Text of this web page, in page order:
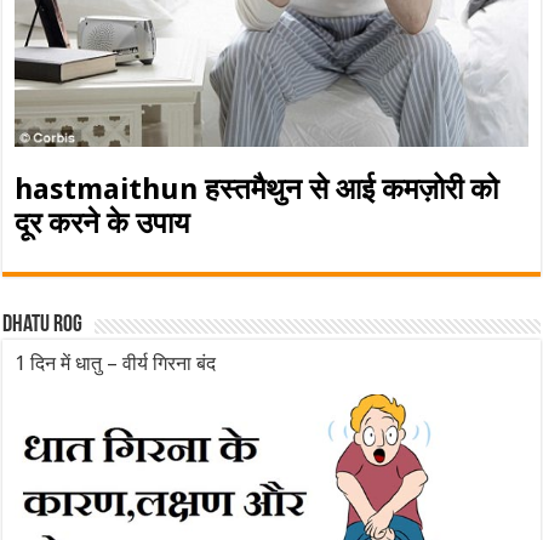
hastmaithun हस्तमैथुन से आई कमज़ोरी को
दूर करने के उपाय
Dhatu rog
1 दिन में धातु – वीर्य गिरना बंद